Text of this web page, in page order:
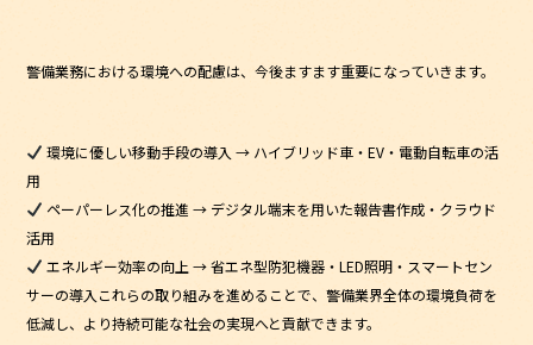
警備業務における環境への配慮は、今後ますます重要になっていきます。
環境に優しい移動手段の導入 → ハイブリッド車・EV・電動自転車の活
用
ペーパーレス化の推進 → デジタル端末を用いた報告書作成・クラウド
活用
エネルギー効率の向上 → 省エネ型防犯機器・LED照明・スマートセン
サーの導入これらの取り組みを進めることで、警備業界全体の環境負荷を
低減し、より持続可能な社会の実現へと貢献できます。